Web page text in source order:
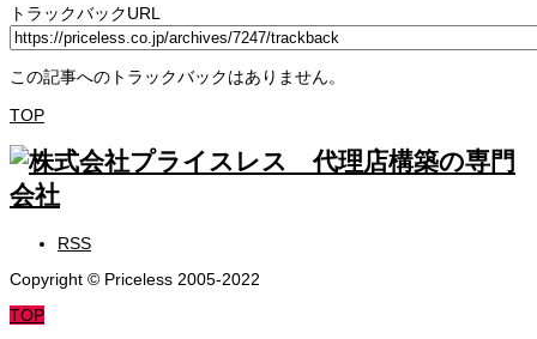
トラックバックURL
この記事へのトラックバックはありません。
TOP
RSS
Copyright © Priceless 2005-2022
TOP